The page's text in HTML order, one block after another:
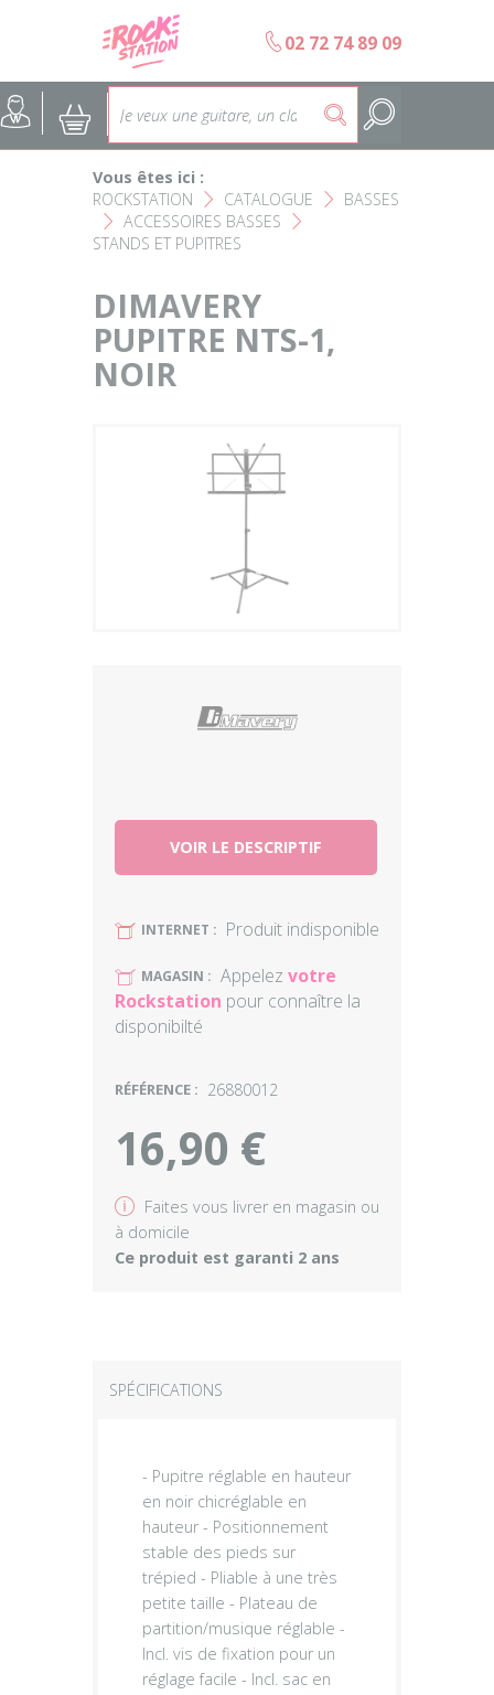
Choisir son instrument
Nos Magasins Rockstation
L'esprit Rockstation
Guitares
Basses
b 02 72 74 89 09
@ 5 :
Vous êtes ici :
ROCKSTATION F CATALOGUE F BASSES
F ACCESSOIRES BASSES F
STANDS ET PUPITRES
DIMAVERY
PUPITRE NTS-1,
NOIR
VOIR LE DESCRIPTIF
U INTERNET : Produit indisponible
U MAGASIN : Appelez votre
Rockstation pour connaître la
disponibilté
RÉFÉRENCE : 26880012
16,90 €
v Faites vous livrer en magasin ou
à domicile
Ce produit est garanti 2 ans
SPÉCIFICATIONS
- Pupitre réglable en hauteur
en noir chicréglable en
hauteur - Positionnement
stable des pieds sur
trépied - Pliable à une très
petite taille - Plateau de
partition/musique réglable -
Incl. vis de fixation pour un
réglage facile - Incl. sac en
Panneau de gestion des cookies